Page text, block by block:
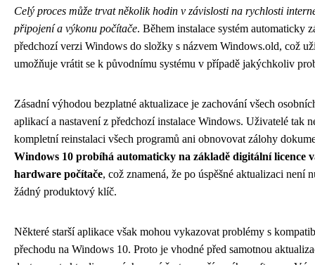
Celý proces může trvat několik hodin v závislosti na rychlosti
připojení a výkonu počítače. Během instalace systém automaticky
předchozí verzi Windows do složky s názvem Windows.old, což
umožňuje vrátit se k původnímu systému v případě jakýchkoliv
Zásadní výhodou bezplatné aktualizace je zachování všech
aplikací a nastavení z předchozí instalace Windows. Uživatelé tak
kompletní reinstalaci všech programů ani obnovovat zálohy
Windows 10 probíhá automaticky na základě digitální licence
hardware počítače, což znamená, že po úspěšné aktualizaci není
žádný produktový klíč.
Některé starší aplikace však mohou vykazovat problémy s
přechodu na Windows 10. Proto je vhodné před samotnou